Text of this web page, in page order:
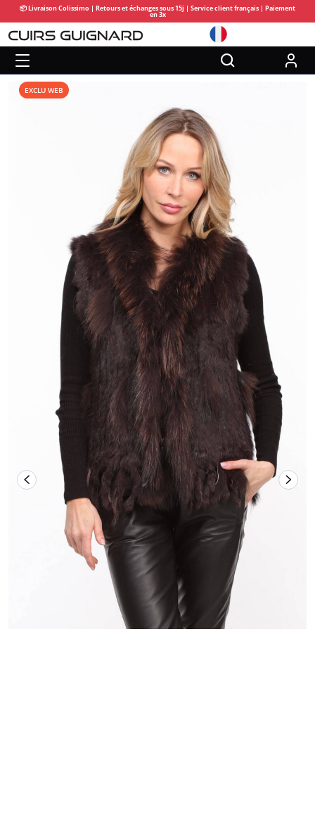
📦 Livraison Colissimo | Retours et échanges sous 15j | Service client français | Paiement
en 3x
EXCLU WEB